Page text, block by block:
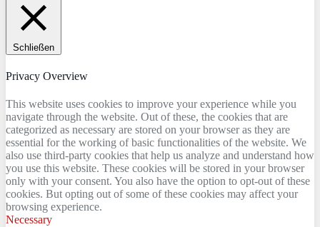
Schließen
Privacy Overview
This website uses cookies to improve your experience while you
navigate through the website. Out of these, the cookies that are
categorized as necessary are stored on your browser as they are
essential for the working of basic functionalities of the website. We
also use third-party cookies that help us analyze and understand how
you use this website. These cookies will be stored in your browser
only with your consent. You also have the option to opt-out of these
cookies. But opting out of some of these cookies may affect your
browsing experience.
Necessary